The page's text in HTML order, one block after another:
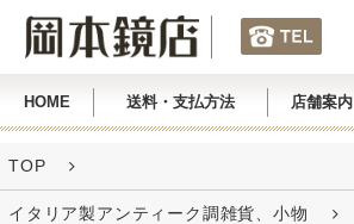
HOME 送料・支払方法 店舗案内
TOP
イタリア製アンティーク調雑貨、小物